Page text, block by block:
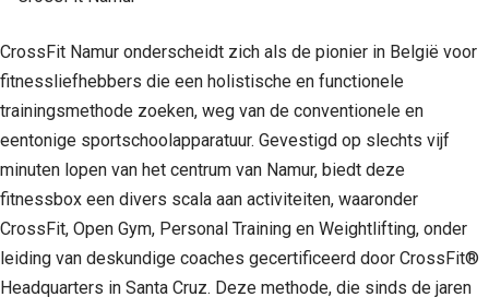
CrossFit Namur onderscheidt zich als de pionier in België voor
fitnessliefhebbers die een holistische en functionele
trainingsmethode zoeken, weg van de conventionele en
eentonige sportschoolapparatuur. Gevestigd op slechts vijf
minuten lopen van het centrum van Namur, biedt deze
fitnessbox een divers scala aan activiteiten, waaronder
CrossFit, Open Gym, Personal Training en Weightlifting, onder
leiding van deskundige coaches gecertificeerd door CrossFit®
Headquarters in Santa Cruz. Deze methode, die sinds de jaren